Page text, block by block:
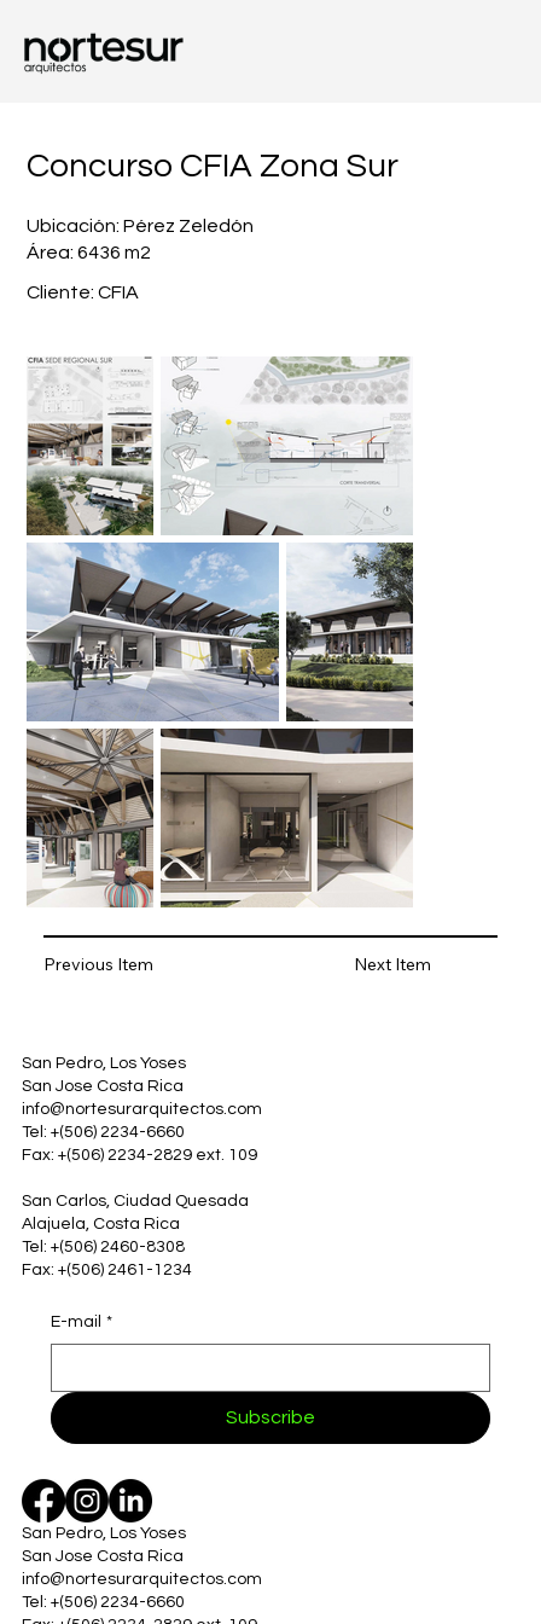
Concurso CFIA Zona Sur
Ubicación: Pérez Zeledón
Área: 6436 m2
Cliente: CFIA
Previous Item Next Item
San Pedro, Los Yoses
San Jose Costa Rica
info@nortesurarquitectos.com
Tel: +(506) 2234-6660
Fax: +(506) 2234-2829 ext. 109
San Carlos, Ciudad Quesada
Alajuela, Costa Rica
Tel: +(506) 2460-8308
Fax: +(506) 2461-1234
E-mail *
Subscribe
San Pedro, Los Yoses
San Jose Costa Rica
info@nortesurarquitectos.com
Tel: +(506) 2234-6660